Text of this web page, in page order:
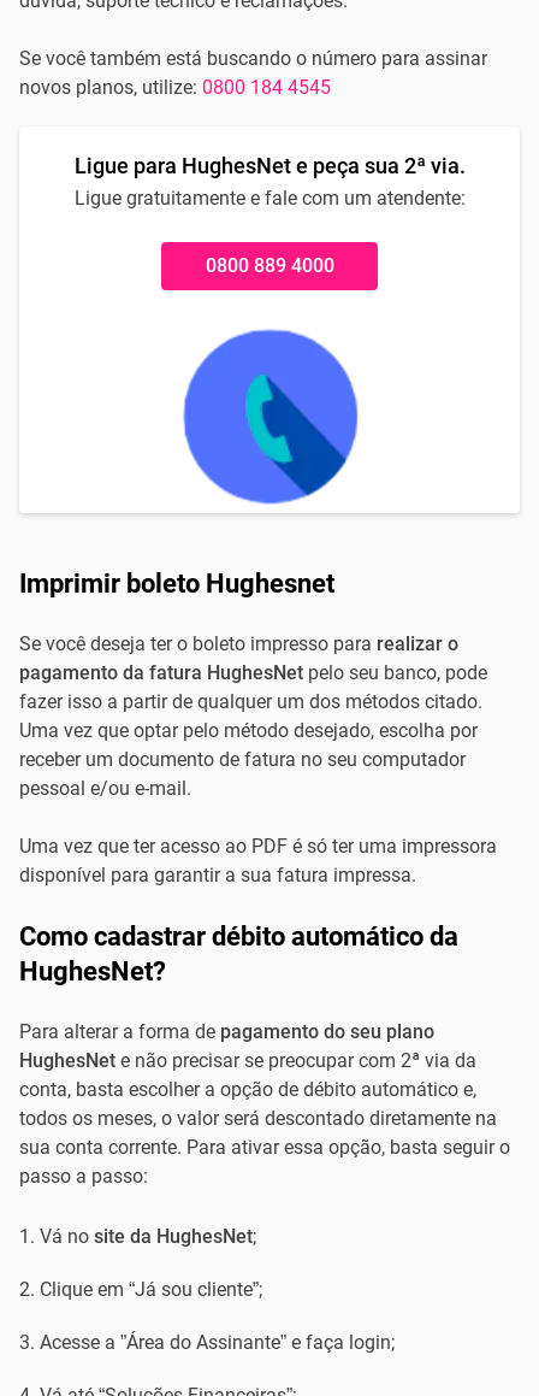
Se você também está buscando o número para assinar
novos planos, utilize: 0800 184 4545
Ligue para HughesNet e peça sua 2ª via.
Ligue gratuitamente e fale com um atendente:
0800 889 4000
Imprimir boleto Hughesnet
Se você deseja ter o boleto impresso para realizar o
pagamento da fatura HughesNet pelo seu banco, pode
fazer isso a partir de qualquer um dos métodos citado.
Uma vez que optar pelo método desejado, escolha por
receber um documento de fatura no seu computador
pessoal e/ou e-mail.
Uma vez que ter acesso ao PDF é só ter uma impressora
disponível para garantir a sua fatura impressa.
Como cadastrar débito automático da
HughesNet?
Para alterar a forma de pagamento do seu plano
HughesNet e não precisar se preocupar com 2ª via da
conta, basta escolher a opção de débito automático e,
todos os meses, o valor será descontado diretamente na
sua conta corrente. Para ativar essa opção, basta seguir o
passo a passo:
Vá no site da HughesNet;
Clique em “Já sou cliente”;
Acesse a ”Área do Assinante” e faça login;